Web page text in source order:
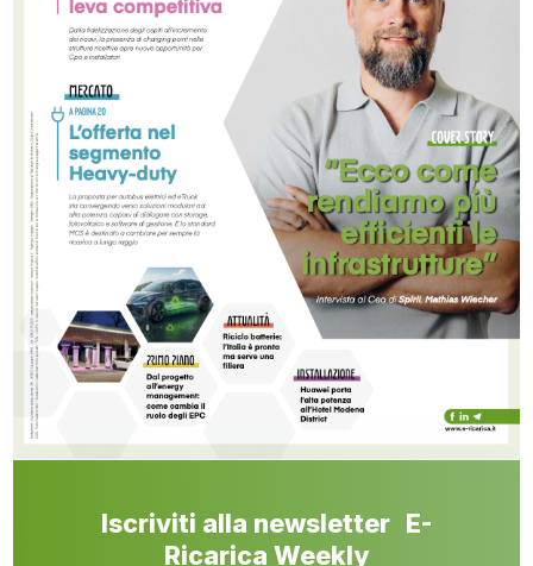
Iscriviti alla newsletter E-
Ricarica Weekly